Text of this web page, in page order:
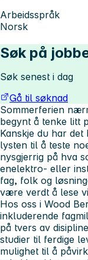
Arbeidsspråk
Norsk
Søk på
Søk senest i dag
Gå til søknad
Sommerferien
begynt å tenke litt
Kanskje du har
lysten til å teste
nysgjerrig på hva
enelektro- eller
fag, folk og
være verdt å lese
Hos oss i Wood
inkluderende
på tvers av
studier til ferdige
mulighet til å